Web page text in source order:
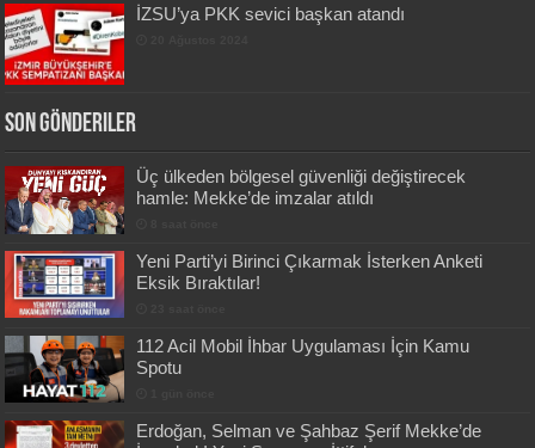
İZSU’ya PKK sevici başkan atandı
Son Gönderiler
Üç ülkeden bölgesel güvenliği değiştirecek
hamle: Mekke’de imzalar atıldı
Yeni Parti’yi Birinci Çıkarmak İsterken Anketi
Eksik Bıraktılar!
112 Acil Mobil İhbar Uygulaması İçin Kamu
Spotu
Erdoğan, Selman ve Şahbaz Şerif Mekke’de